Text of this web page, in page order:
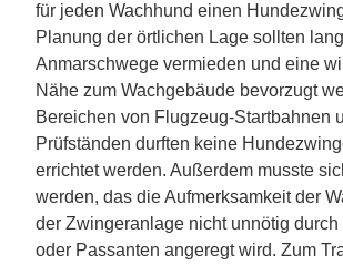
für jeden Wachhund einen
Planung der örtlichen Lage sollten
Anmarschwege vermieden und eine
Nähe zum Wachgebäude bevorzugt
Bereichen von Flugzeug-Startbahnen
Prüfständen durften keine
errichtet werden. Außerdem musste
werden, das die Aufmerksamkeit der
der Zwingeranlage nicht unnötig
oder Passanten angeregt wird. Zum